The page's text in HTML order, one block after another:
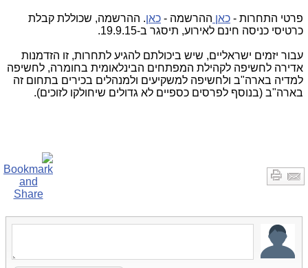
פרטי התחרות - כאן ההרשמה - כאן. ההרשמה, שכוללת קבלת
כרטיסי כניסה חינם לאירוע, תיסגר ב-19.9.15.
עבור יזמים ישראליים, שיש ביכולתם להגיע לתחרות, זו הזדמנות
אדירה לחשיפה לקהילת המפתחים הבינלאומית בחומרה, לחשיפה
למדיה בארה"ב ולחשיפה למשקיעים ולמנהלים בכירים בתחום זה
בארה"ב (בנוסף לפרסים כספיים לא גדולים שיחולקו לזוכים).